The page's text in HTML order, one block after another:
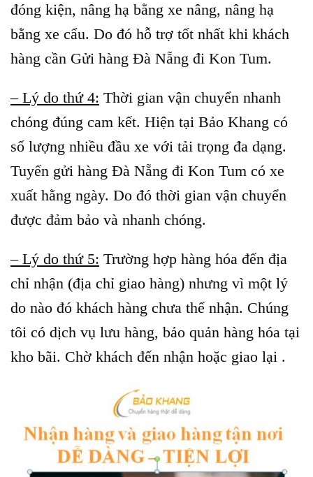
đóng kiện, nâng hạ bằng xe nâng, nâng hạ
bằng xe cẩu. Do đó hỗ trợ tốt nhất khi khách
hàng cần Gửi hàng Đà Nẵng đi Kon Tum.
– Lý do thứ 4: Thời gian vận chuyển nhanh
chóng đúng cam kết. Hiện tại Bảo Khang có
số lượng nhiều đầu xe với tải trọng đa dạng.
Tuyến gửi hàng Đà Nẵng đi Kon Tum có xe
xuất hằng ngày. Do đó thời gian vận chuyển
được đảm bảo và nhanh chóng.
– Lý do thứ 5: Trường hợp hàng hóa đến địa
chỉ nhận (địa chỉ giao hàng) nhưng vì một lý
do nào đó khách hàng chưa thể nhận. Chúng
tôi có dịch vụ lưu hàng, bảo quản hàng hóa tại
kho bãi. Chờ khách đến nhận hoặc giao lại .